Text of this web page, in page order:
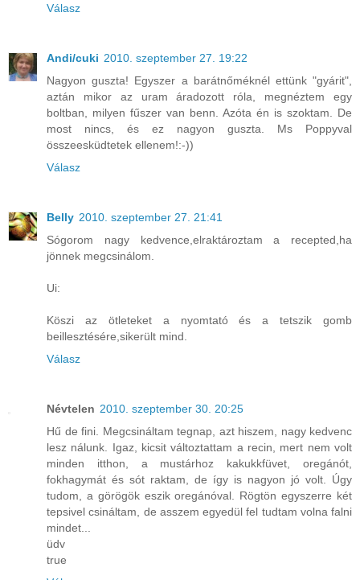
Válasz
Andi/cuki 2010. szeptember 27. 19:22
Nagyon guszta! Egyszer a barátnőméknél ettünk "gyárit",
aztán mikor az uram áradozott róla, megnéztem egy
boltban, milyen fűszer van benn. Azóta én is szoktam. De
most nincs, és ez nagyon guszta. Ms Poppyval
összeesküdtetek ellenem!:-))
Válasz
Belly 2010. szeptember 27. 21:41
Sógorom nagy kedvence,elraktároztam a recepted,ha
jönnek megcsinálom.
Ui:
Köszi az ötleteket a nyomtató és a tetszik gomb
beillesztésére,sikerült mind.
Válasz
Névtelen 2010. szeptember 30. 20:25
Hű de fini. Megcsináltam tegnap, azt hiszem, nagy kedvenc
lesz nálunk. Igaz, kicsit változtattam a recin, mert nem volt
minden itthon, a mustárhoz kakukkfüvet, oregánót,
fokhagymát és sót raktam, de így is nagyon jó volt. Úgy
tudom, a görögök eszik oregánóval. Rögtön egyszerre két
tepsivel csináltam, de asszem egyedül fel tudtam volna falni
mindet...
üdv
true